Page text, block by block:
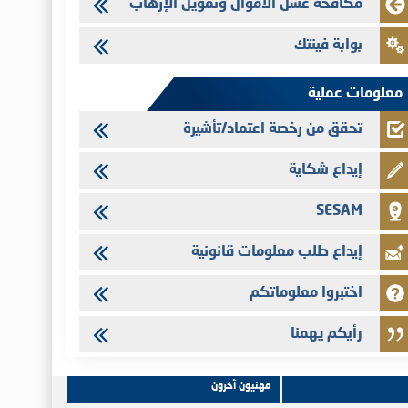
28/07/2026
24/07/2026
Saham Leasing - التحيين السنوي لملف المعلومات المتعلق ببرنامج
إصدار سندات شركات التمويل
مكافحة غسل الأموال وتمويل الإرهاب
بوابة فينتك
معلومات عملية
تحقق من رخصة اعتماد/تأشيرة
إيداع شكاية
SESAM
إيداع طلب معلومات قانونية
اختبروا معلوماتكم
رأيكم يهمنا
مهنيون آخرون